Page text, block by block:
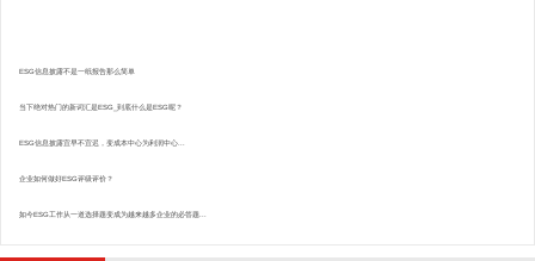
ESG信息披露不是一纸报告那么简单
当下绝对热门的新词汇是ESG_到底什么是ESG呢？
ESG信息披露宜早不宜迟，变成本中心为利润中心...
企业如何做好ESG评级评价？
如今ESG工作从一道选择题变成为越来越多企业的必答题...